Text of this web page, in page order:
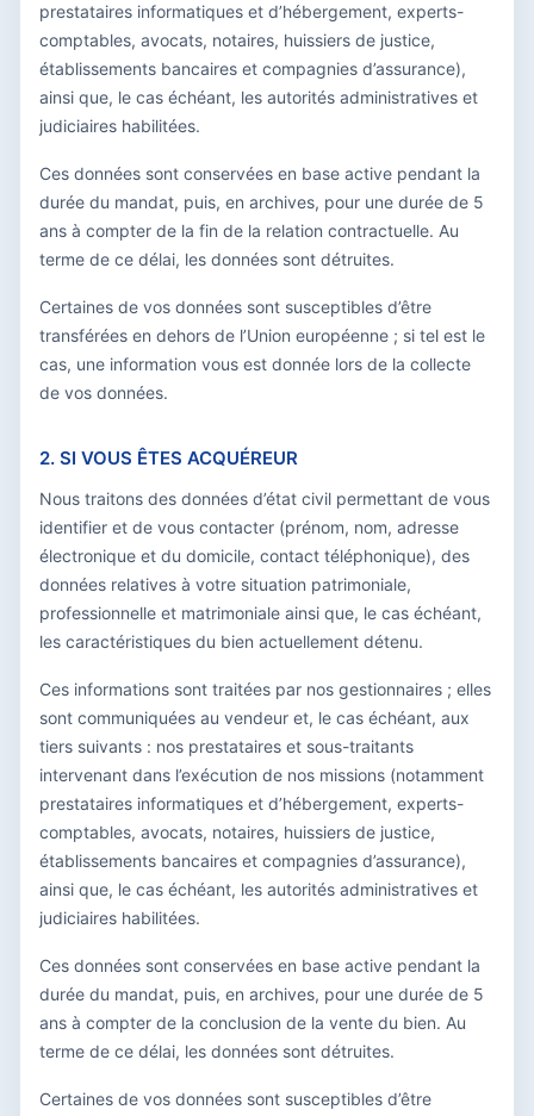
prestataires informatiques et d’hébergement, experts-
comptables, avocats, notaires, huissiers de justice,
établissements bancaires et compagnies d’assurance),
ainsi que, le cas échéant, les autorités administratives et
judiciaires habilitées.
Ces données sont conservées en base active pendant la
durée du mandat, puis, en archives, pour une durée de 5
ans à compter de la fin de la relation contractuelle. Au
terme de ce délai, les données sont détruites.
Certaines de vos données sont susceptibles d’être
transférées en dehors de l’Union européenne ; si tel est le
cas, une information vous est donnée lors de la collecte
de vos données.
2. SI VOUS ÊTES ACQUÉREUR
Nous traitons des données d’état civil permettant de vous
identifier et de vous contacter (prénom, nom, adresse
électronique et du domicile, contact téléphonique), des
données relatives à votre situation patrimoniale,
professionnelle et matrimoniale ainsi que, le cas échéant,
les caractéristiques du bien actuellement détenu.
Ces informations sont traitées par nos gestionnaires ; elles
sont communiquées au vendeur et, le cas échéant, aux
tiers suivants : nos prestataires et sous-traitants
intervenant dans l’exécution de nos missions (notamment
prestataires informatiques et d’hébergement, experts-
comptables, avocats, notaires, huissiers de justice,
établissements bancaires et compagnies d’assurance),
ainsi que, le cas échéant, les autorités administratives et
judiciaires habilitées.
Ces données sont conservées en base active pendant la
durée du mandat, puis, en archives, pour une durée de 5
ans à compter de la conclusion de la vente du bien. Au
terme de ce délai, les données sont détruites.
Certaines de vos données sont susceptibles d’être